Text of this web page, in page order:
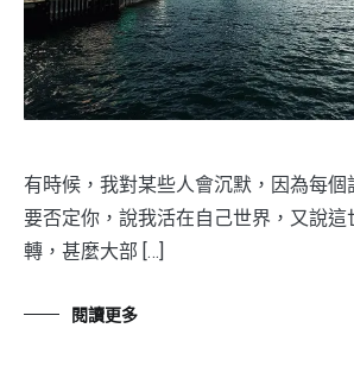
有時候，我對某些人會沉默，因為每個
要否定你，說我活在自己世界，又說這
轉，甚麼大部 […]
閱讀更多